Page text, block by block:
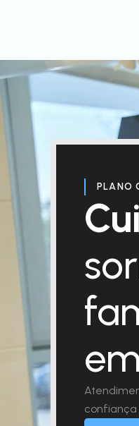
PLANO
confiança